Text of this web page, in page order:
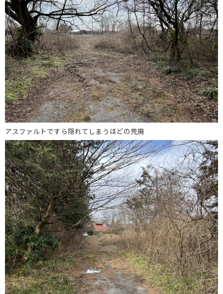
アスファルトですら隠れてしまうほどの荒廃